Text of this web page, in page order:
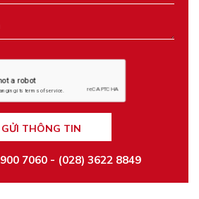
GỬI THÔNG TIN
7060 - (028) 3622 8849